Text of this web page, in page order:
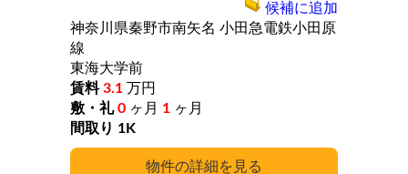
詳細
神奈川県秦野市南矢名 小田急電鉄小田原
線
東海大学前
3.1 万円
0 ヶ月 1 ヶ月
1K
候補に追加